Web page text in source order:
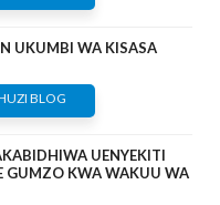
UKUMBI WA KISASA
BLOG
UENYEKITI
GUMZO KWA WAKUU WA